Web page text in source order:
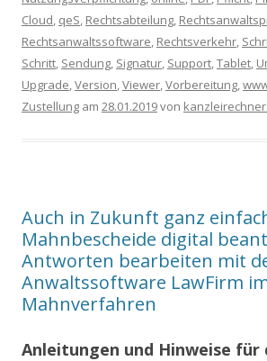
Cloud, qeS, Rechtsabteilung,
Rechtsanwaltssoftware, Rechtsverkehr,
Schritt, Sendung, Signatur, Support,Tablet,
Upgrade,Version,Viewer,Vorbereitung,
Zustellung am 28.01.2019von
Auch in Zukunft ganz
Mahnbescheide digital
Antworten bearbeiten mit
Anwaltssoftware LawFirm
Mahnverfahren
Anleitungen und Hinweise